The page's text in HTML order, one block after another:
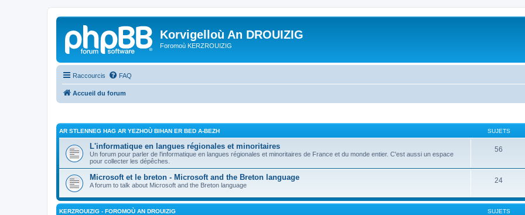
Korvigelloù An DROUIZIG
Foromoù KERZROUIZIG
Raccourcis FAQ
Accueil du forum
AR STLENNEG HAG AR YEZHOÙ BIHAN ER BED A-BEZH SUJETS
L'informatique en langues régionales et minoritaires
Un forum pour parler de l'informatique en langues régionales et minoritaires de France et du monde entier. C'est aussi un espace
pour collecter les dépêches.
56
Microsoft et le breton - Microsoft and the Breton language
A forum to talk about Microsoft and the Breton language
24
KERZROUIZIG - FOROMOÙ AN DROUIZIG SUJETS